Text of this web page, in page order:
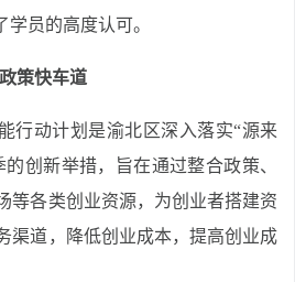
学员的高度认可。
策快车道
行动计划是渝北区深入落实“源来
创新举措，旨在通过整合政策、
等各类创业资源，为创业者搭建资
渠道，降低创业成本，提高创业成